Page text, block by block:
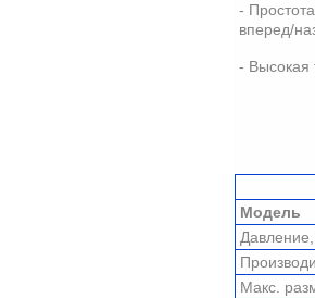
-
вперед/
- Высокая
Модель
Макс.